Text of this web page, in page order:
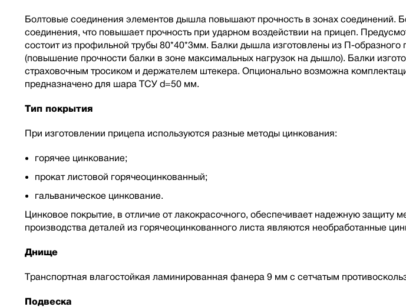
Болтовые соединения элементов дышла повышают прочность в зонах соединений.
соединения, что повышает прочность при ударном воздействии на прицеп.
состоит из профильной трубы 80*40*3мм. Балки дышла изготовлены из П-
(повышение прочности балки в зоне максимальных нагрузок на дышло). Балки
страховочным тросиком и держателем штекера. Опционально возможна
предназначено для шара ТСУ d=50 мм.
Тип покрытия
При изготовлении прицепа используются разные методы цинкования:
горячее цинкование;
прокат листовой горячеоцинкованный;
гальваническое цинкование.
Цинковое покрытие, в отличие от лакокрасочного, обеспечивает надежную защиту
производства деталей из горячеоцинкованного листа являются необработанные
Днище
Транспортная влагостойкая ламинированная фанера 9 мм с сетчатым
Подвеска